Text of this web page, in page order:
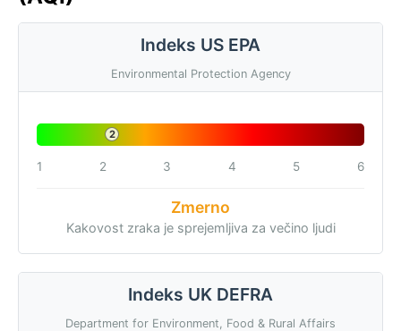
Indeks US EPA
Environmental Protection Agency
2
1 2 3 4 5 6
Zmerno
Kakovost zraka je sprejemljiva za večino ljudi
Indeks UK DEFRA
Department for Environment, Food & Rural Affairs